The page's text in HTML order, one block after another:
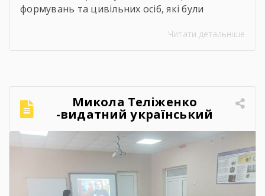
формувань та цивільних осіб, які були
Читати детальніше
Микола Теліженко
-видатний український
художник, графік,
скульптор, майстер
декоративно-ужиткового
мистецтва